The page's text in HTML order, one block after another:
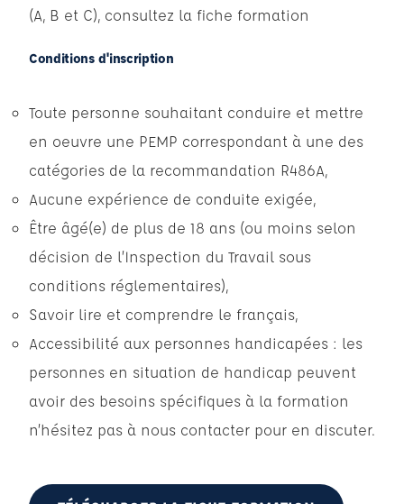
(A, B et C), consultez la fiche formation
Conditions d'inscription
Toute personne souhaitant conduire et mettre
en oeuvre une PEMP correspondant à une des
catégories de la recommandation R486A,
Aucune expérience de conduite exigée,
Être âgé(e) de plus de 18 ans (ou moins selon
décision de l’Inspection du Travail sous
conditions réglementaires),
Savoir lire et comprendre le français,
Accessibilité aux personnes handicapées : les
personnes en situation de handicap peuvent
avoir des besoins spécifiques à la formation
n’hésitez pas à nous contacter pour en discuter.